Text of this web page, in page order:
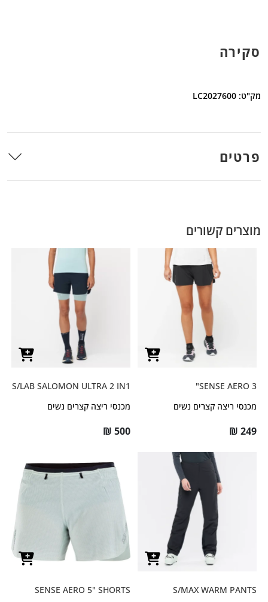
סקירה
מק"ט: LC2027600
פרטים
מוצרים קשורים
SENSE AERO 3"
מכנסי ריצה קצרים נשים
₪ 249
S/LAB SALOMON ULTRA 2 IN1
מכנסי ריצה קצרים נשים
₪ 500
S/MAX WARM PANTS
SENSE AERO 5" SHORTS